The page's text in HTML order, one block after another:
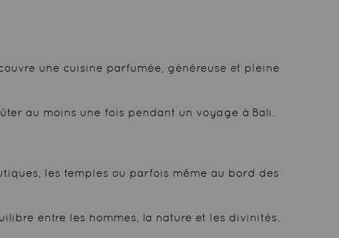
une cuisine parfumée, généreuse et pleine
au moins une fois pendant un voyage à Bali.
les temples ou parfois même au bord des
entre les hommes, la nature et les divinités.